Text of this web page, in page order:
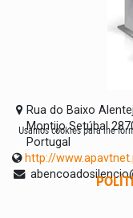
Rua do Baixo
Montijo Setúbal
Portugal
http://
Usamos cookies para lhe